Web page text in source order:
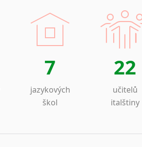
7
jazykových
škol
22
učitelů
italštiny